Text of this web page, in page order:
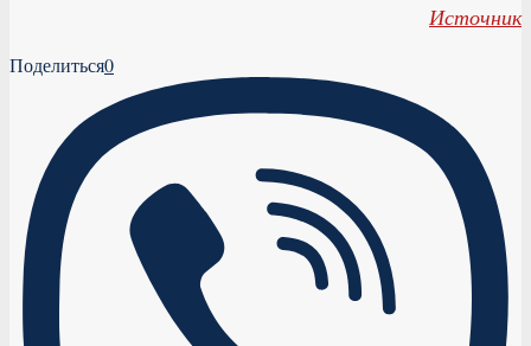
Источник
Поделиться0